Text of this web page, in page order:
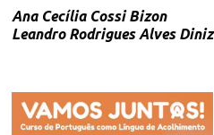
Ana Cecília Cossi Bizon
Leandro Rodrigues Alves Diniz